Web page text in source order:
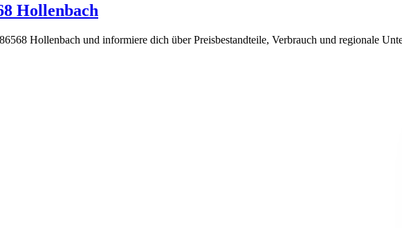
Hollenbach
Hollenbach und informiere dich über Preisbestandteile, Verbrauch und regionale